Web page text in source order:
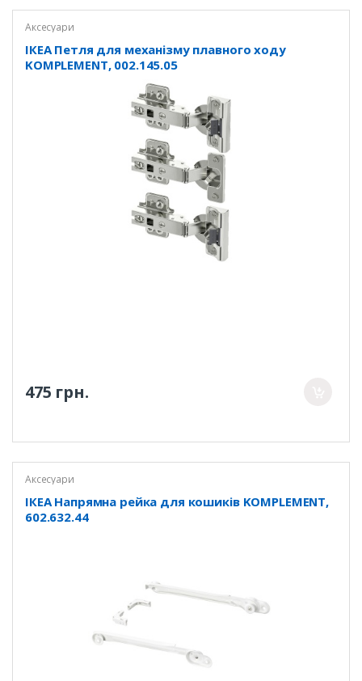
Аксесуари
ІКЕА Петля для механізму плавного ходу
KOMPLEMENT, 002.145.05
475 грн.
Аксесуари
ІКЕА Напрямна рейка для кошиків KOMPLEMENT,
602.632.44